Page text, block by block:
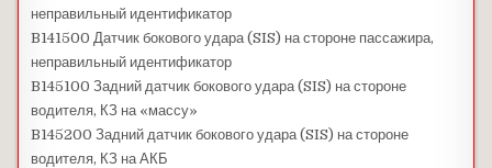
неправильный идентификатор
B141500 Датчик бокового удара (SIS) на стороне пассажира,
неправильный идентификатор
B145100 Задний датчик бокового удара (SIS) на стороне
водителя, КЗ на «массу»
B145200 Задний датчик бокового удара (SIS) на стороне
водителя, КЗ на АКБ